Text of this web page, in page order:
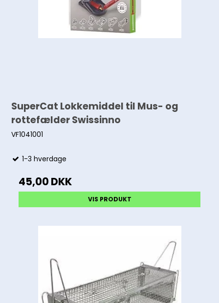
SuperCat Lokkemiddel til Mus- og
rottefælder Swissinno
VF1041001
1-3 hverdage
45,00 DKK
VIS PRODUKT